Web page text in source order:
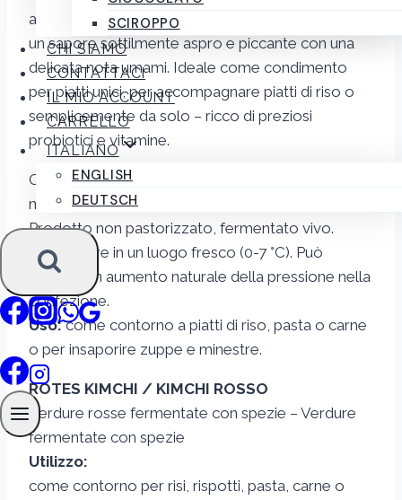
SCIROPPO
CHI SIAMO
CONTATTACI
IL MIO ACCOUNT
CARRELLO
ITALIANO
ENGLISH
DEUTSCH
attraverso la fermentazione naturale per creare
un sapore sottilmente aspro e piccante con una
delicata nota umami. Ideale come condimento
per piatti unici, per accompagnare piatti di riso o
semplicemente da solo – ricco di preziosi
probiotici e vitamine.
Conservare in frigorifero dopo l’apertura, si
mantiene per anni se conservato correttamente
Prodotto non pastorizzato, fermentato vivo.
Conservare in un luogo fresco (0-7 °C). Può
causare un aumento naturale della pressione nella
confezione.
Uso:come contorno a piatti di riso, pasta o carne
o per insaporire zuppe e minestre.
ROTES KIMCHI / KIMCHI ROSSO
Verdure rosse fermentate con spezie – Verdure
fermentate con spezie
Utilizzo:
come contorno per risi, rispotti, pasta, carne o